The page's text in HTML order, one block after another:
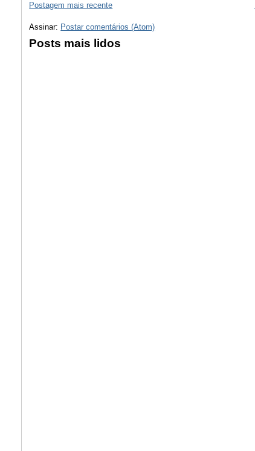
Postagem mais recente
Assinar: Postar comentários (Atom)
Posts mais lidos